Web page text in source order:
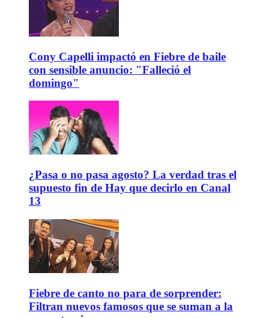
Cony Capelli impactó en Fiebre de baile
con sensible anuncio: "Falleció el
domingo"
¿Pasa o no pasa agosto? La verdad tras el
supuesto fin de Hay que decirlo en Canal
13
Fiebre de canto no para de sorprender:
Filtran nuevos famosos que se suman a la